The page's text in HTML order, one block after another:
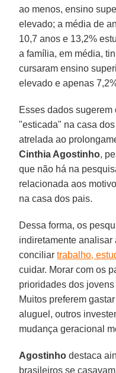
ao menos, ensino
elevado; a média de
10,7 anos e 13,2%
a família, em média,
cursaram ensino
elevado e apenas
Esses dados
"esticada" na casa
atrelada ao
Cinthia Agostinho,
que não há na
relacionada aos
na casa dos pais.
Dessa forma, os
indiretamente analisar
conciliartrabalho,
cuidar. Morar com os
prioridades dos
Muitos preferem
aluguel, outros
mudança geracional
Agostinho destaca
brasileiros se